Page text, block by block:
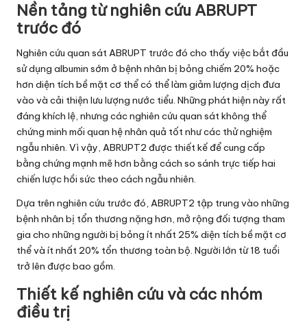
Nền tảng từ nghiên cứu ABRUPT
trước đó
Nghiên cứu quan sát ABRUPT trước đó cho thấy việc bắt đầu
sử dụng albumin sớm ở bệnh nhân bị bỏng chiếm 20% hoặc
hơn diện tích bề mặt cơ thể có thể làm giảm lượng dịch đưa
vào và cải thiện lưu lượng nước tiểu. Những phát hiện này rất
đáng khích lệ, nhưng các nghiên cứu quan sát không thể
chứng minh mối quan hệ nhân quả tốt như các thử nghiệm
ngẫu nhiên. Vì vậy, ABRUPT2 được thiết kế để cung cấp
bằng chứng mạnh mẽ hơn bằng cách so sánh trực tiếp hai
chiến lược hồi sức theo cách ngẫu nhiên.
Dựa trên nghiên cứu trước đó, ABRUPT2 tập trung vào những
bệnh nhân bị tổn thương nặng hơn, mở rộng đối tượng tham
gia cho những người bị bỏng ít nhất 25% diện tích bề mặt cơ
thể và ít nhất 20% tổn thương toàn bộ. Người lớn từ 18 tuổi
trở lên được bao gồm.
Thiết kế nghiên cứu và các nhóm
điều trị